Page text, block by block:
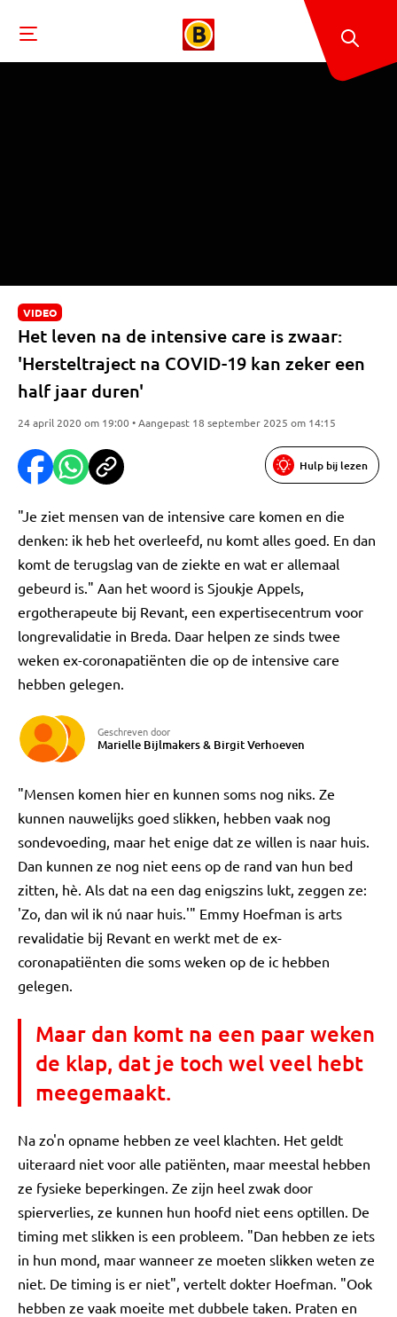
VIDEO
Het leven na de intensive care is zwaar:
'Hersteltraject na COVID-19 kan zeker een
half jaar duren'
24 april 2020 om 19:00 • Aangepast 18 september 2025 om 14:15
Hulp bij lezen
"Je ziet mensen van de intensive care komen en die
denken: ik heb het overleefd, nu komt alles goed. En dan
komt de terugslag van de ziekte en wat er allemaal
gebeurd is." Aan het woord is Sjoukje Appels,
ergotherapeute bij Revant, een expertisecentrum voor
longrevalidatie in Breda. Daar helpen ze sinds twee
weken ex-coronapatiënten die op de intensive care
hebben gelegen.
Geschreven door
Marielle Bijlmakers& Birgit Verhoeven
"Mensen komen hier en kunnen soms nog niks. Ze
kunnen nauwelijks goed slikken, hebben vaak nog
sondevoeding, maar het enige dat ze willen is naar huis.
Dan kunnen ze nog niet eens op de rand van hun bed
zitten, hè. Als dat na een dag enigszins lukt, zeggen ze:
'Zo, dan wil ik nú naar huis.'" Emmy Hoefman is arts
revalidatie bij Revant en werkt met de ex-
coronapatiënten die soms weken op de ic hebben
gelegen.
Maar dan komt na een paar weken
de klap, dat je toch wel veel hebt
meegemaakt.
Na zo'n opname hebben ze veel klachten. Het geldt
uiteraard niet voor alle patiënten, maar meestal hebben
ze fysieke beperkingen. Ze zijn heel zwak door
spierverlies, ze kunnen hun hoofd niet eens optillen. De
timing met slikken is een probleem. "Dan hebben ze iets
in hun mond, maar wanneer ze moeten slikken weten ze
niet. De timing is er niet", vertelt dokter Hoefman. "Ook
hebben ze vaak moeite met dubbele taken. Praten en